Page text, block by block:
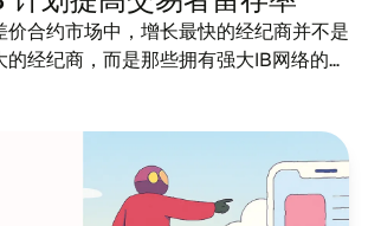
价合约市场中，增长最快的经纪商并不是
经纪商，而是那些拥有强大I​B网络的经
告变得越来越昂贵、监管更严格且信任
道之一。 为什么？ 因为I​B不仅仅是在做
入到交易者做出决策的对话中。 如果您
广告活动，那么您就错过了顶级经纪商多